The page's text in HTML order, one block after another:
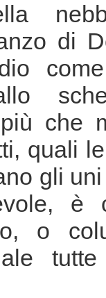
di
che
quali
gli
è
o